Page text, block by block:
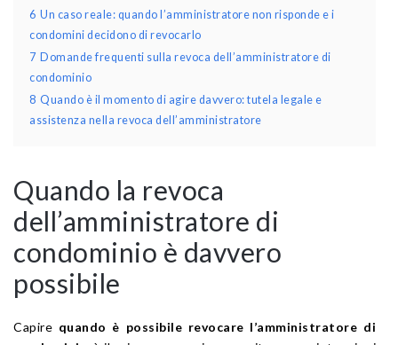
6 Un caso reale: quando l’amministratore non risponde e i
condomini decidono di revocarlo
7 Domande frequenti sulla revoca dell’amministratore di
condominio
8 Quando è il momento di agire davvero: tutela legale e
assistenza nella revoca dell’amministratore
Quando la revoca
dell’amministratore di
condominio è davvero
possibile
Capire quando è possibile revocare l’amministratore di